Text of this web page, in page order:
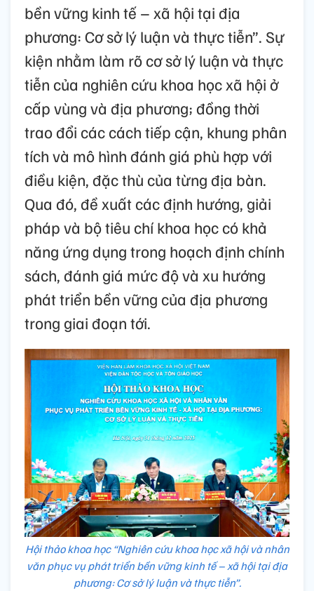
bền vững kinh tế – xã hội tại địa
phương: Cơ sở lý luận và thực tiễn”. Sự
kiện nhằm làm rõ cơ sở lý luận và thực
tiễn của nghiên cứu khoa học xã hội ở
cấp vùng và địa phương; đồng thời
trao đổi các cách tiếp cận, khung phân
tích và mô hình đánh giá phù hợp với
điều kiện, đặc thù của từng địa bàn.
Qua đó, đề xuất các định hướng, giải
pháp và bộ tiêu chí khoa học có khả
năng ứng dụng trong hoạch định chính
sách, đánh giá mức độ và xu hướng
phát triển bền vững của địa phương
trong giai đoạn tới.
Hội thảo khoa học “Nghiên cứu khoa học xã hội và nhân
văn phục vụ phát triển bền vững kinh tế – xã hội tại địa
phương: Cơ sở lý luận và thực tiễn”.